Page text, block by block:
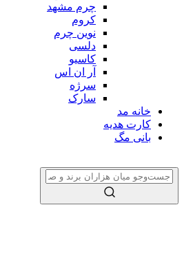
چرم مشهد
کروم
نوین چرم
دلسی
کاسیو
آر ان اس
سرژه
سارک
خانه مد
کارت هدیه
بانی مگ